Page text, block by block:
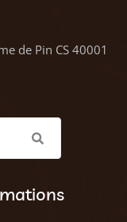
de Pin CS 40001